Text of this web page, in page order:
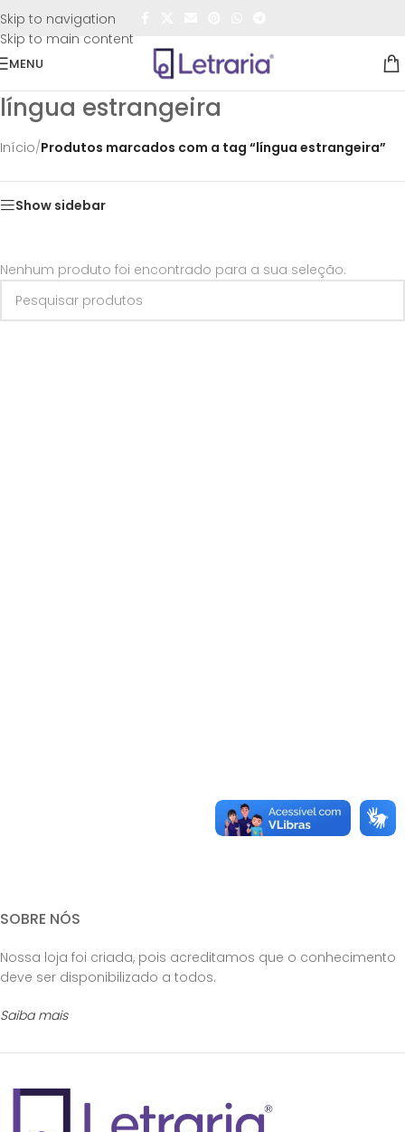
Skip to navigation
Skip to main content
FRETE GRÁTIS
MENU
língua estrangeira
Início/Produtos marcados com a tag “língua estrangeira”
Show sidebar
Nenhum produto foi encontrado para a sua seleção.
SOBRE NÓS
Nossa loja foi criada, pois acreditamos que o conhecimento
deve ser disponibilizado a todos.
Saiba mais